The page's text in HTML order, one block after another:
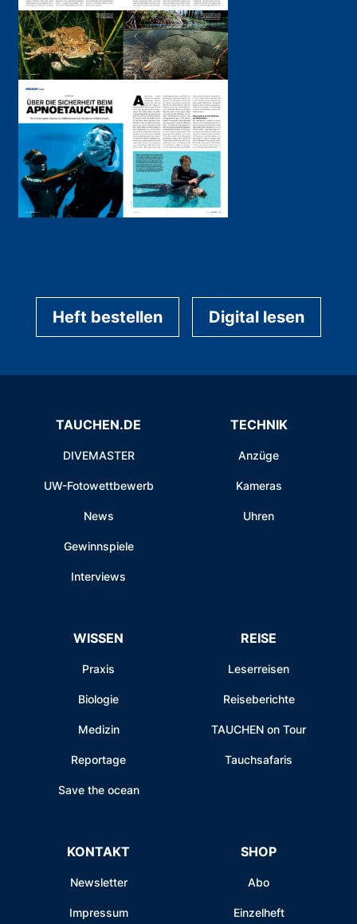
Heft bestellen Digital lesen
TAUCHEN.DE
DIVEMASTER
UW-Fotowettbewerb
News
Gewinnspiele
Interviews
TECHNIK
Anzüge
Kameras
Uhren
WISSEN
Praxis
Biologie
Medizin
Reportage
Save the ocean
REISE
Leserreisen
Reiseberichte
TAUCHEN on Tour
Tauchsafaris
KONTAKT
Newsletter
Impressum
SHOP
Abo
Einzelheft